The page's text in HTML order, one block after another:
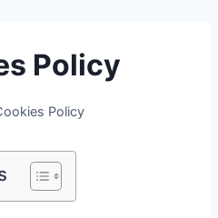
Policy
Policy